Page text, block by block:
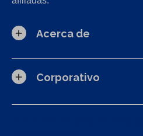
Acerca de
Corporativo